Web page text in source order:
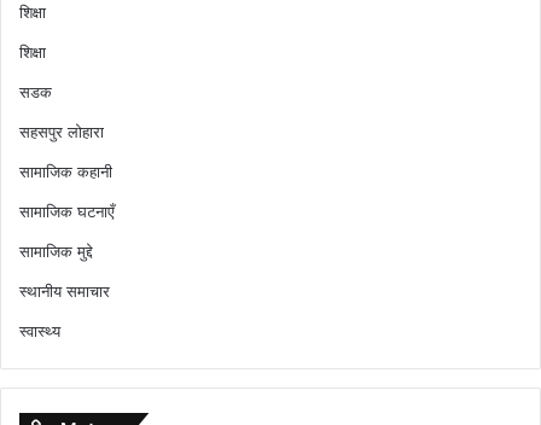
शिक्षा
शिक्षा
सडक
सहसपुर लोहारा
सामाजिक कहानी
सामाजिक घटनाएँ
सामाजिक मुद्दे
स्थानीय समाचार
स्वास्थ्य